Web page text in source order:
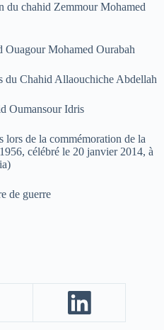
du chahid Zemmour Mohamed
Mohamed Ourabah
Chahid Allaouchiche Abdellah
Oumansour Idris
lors de la commémoration de la
célébré le 20 janvier 2014, à
de guerre